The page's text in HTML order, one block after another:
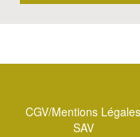
CGV/Mentions Légales
SAV